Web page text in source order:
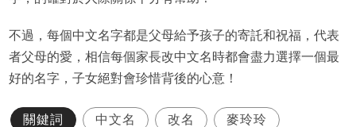
不過，每個中文名字都是父母給予孩子的寄託和祝福，代表
者父母的愛，相信每個家長改中文名時都會盡力選擇一個最
好的名字，子女絕對會珍惜背後的心意！
關鍵詞 中文名 改名 麥玲玲